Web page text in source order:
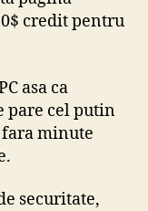
credit pentru
asa ca
pare cel putin
minute
securitate,